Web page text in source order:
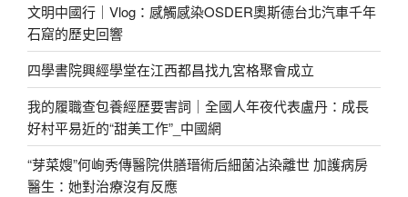
文明中國行｜Vlog：感觸感染OSDER奧斯德台北汽車千年
石窟的歷史回響
四學書院興經學堂在江西都昌找九宮格聚會成立
我的履職查包養經歷要害詞｜全國人年夜代表盧丹：成長
好村平易近的“甜美工作”_中國網
“芽菜嫂”何峋秀傳醫院供膳瑨術后細菌沾染離世 加護病房
醫生：她對治療沒有反應